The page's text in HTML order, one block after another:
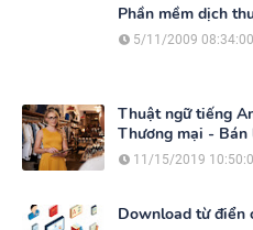
Phần mềm dịch
5/11/2009
Thuật ngữ tiếng
Thương mại - Bán
11/15/2019
Download từ điển